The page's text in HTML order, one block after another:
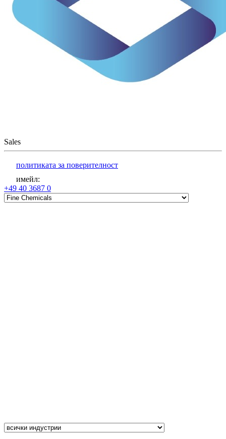
Sales
политиката за поверителност
имейл:
+49 40 3687 0